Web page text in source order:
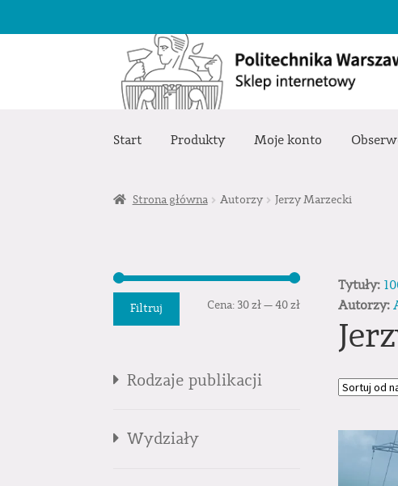
Przejdź
nawigacji
Przejdź
treści
Start Produkty Moje konto
Strona główna Autorzy Jerzy Marzecki
Tytuły:
Autorzy:
Cena
Cena
Filtruj Cena: 30 zł—40 zł
Rodzaje publikacji
Wydziały